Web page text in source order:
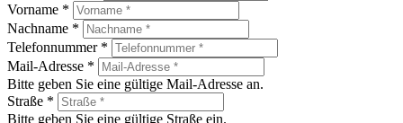
Vorname *
Nachname *
Telefonnummer *
Mail-Adresse *
Bitte geben Sie eine gültige Mail-Adresse an.
Straße *
Bitte geben Sie eine gültige Straße ein.